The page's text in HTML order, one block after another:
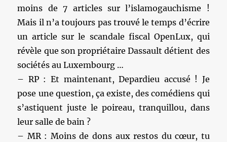
moins de 7 articles sur l’islamogauchisme !
Mais il n’a toujours pas trouvé le temps d’écrire
un article sur le scandale fiscal OpenLux, qui
révèle que son propriétaire Dassault détient des
sociétés au Luxembourg …
– RP : Et maintenant, Depardieu accusé ! Je
pose une question, ça existe, des comédiens qui
s’astiquent juste le poireau, tranquillou, dans
leur salle de bain ?
– MR : Moins de dons aux restos du cœur, tu